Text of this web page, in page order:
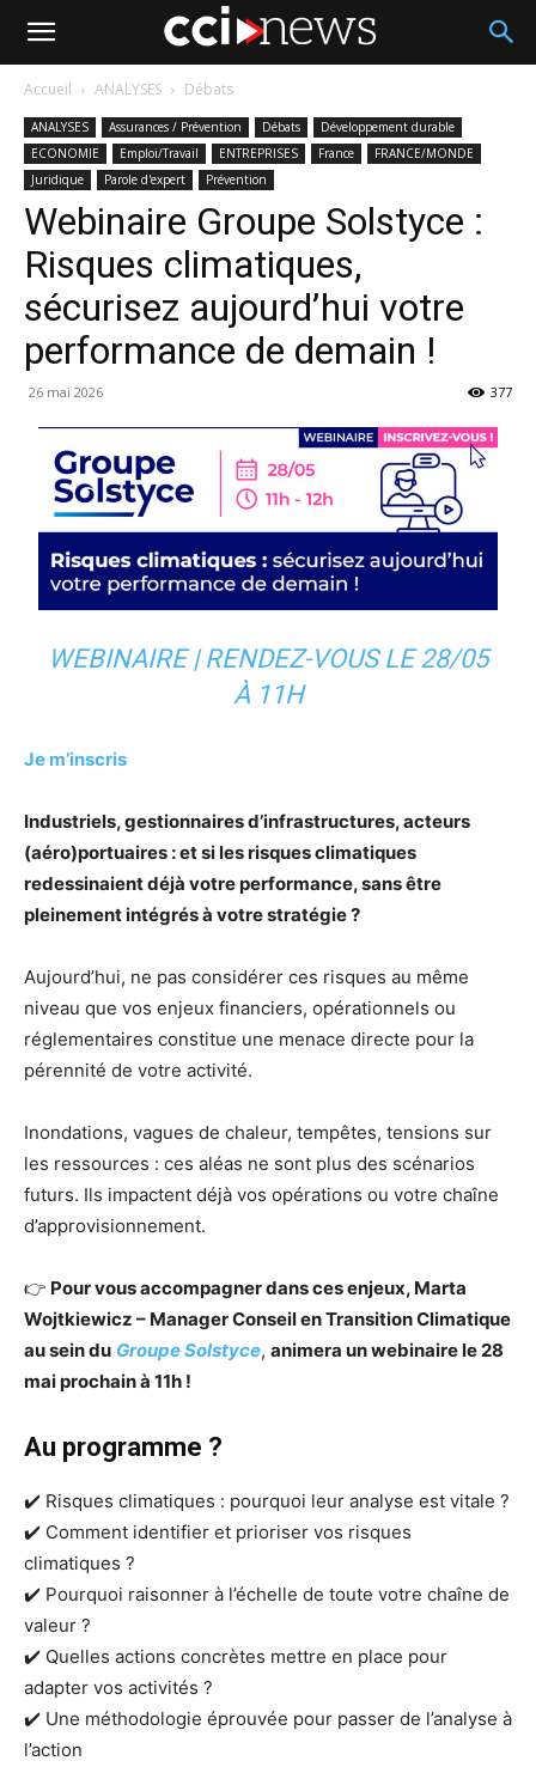
Accueil ANALYSES Débats
ANALYSES Assurances / Prévention Débats
Développement durable
ECONOMIE
Emploi/Travail ENTREPRISES France
FRANCE/MONDE
Juridique
Parole d'expert Prévention
Webinaire Groupe Solstyce :
Risques climatiques,
sécurisez aujourd’hui votre
performance de demain !
26 mai 2026 377
WEBINAIRE | RENDEZ-VOUS LE 28/05
À 11H
Je m’inscris
Industriels, gestionnaires d’infrastructures, acteurs
(aéro)portuaires : et si les risques climatiques
redessinaient déjà votre performance, sans être
pleinement intégrés à votre stratégie ?
Aujourd’hui, ne pas considérer ces risques au même
niveau que vos enjeux financiers, opérationnels ou
réglementaires constitue une menace directe pour la
pérennité de votre activité.
Inondations, vagues de chaleur, tempêtes, tensions sur
les ressources : ces aléas ne sont plus des scénarios
futurs. Ils impactent déjà vos opérations ou votre chaîne
d’approvisionnement.
👉 Pour vous accompagner dans ces enjeux, Marta
Wojtkiewicz – Manager Conseil en Transition Climatique
au sein du Groupe Solstyce, animera un webinaire le 28
mai prochain à 11h !
Au programme ?
✔️ Risques climatiques : pourquoi leur analyse est vitale ?
✔️ Comment identifier et prioriser vos risques
climatiques ?
✔️ Pourquoi raisonner à l’échelle de toute votre chaîne de
valeur ?
✔️ Quelles actions concrètes mettre en place pour
adapter vos activités ?
✔️ Une méthodologie éprouvée pour passer de l’analyse à
l’action